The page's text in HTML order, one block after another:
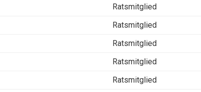
Ratsmitglied
Ratsmitglied
Ratsmitglied
Ratsmitglied
Ratsmitglied